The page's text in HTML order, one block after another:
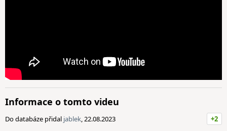
Informace o tomto videu
Do databáze přidal jablek, 22.08.2023 +2